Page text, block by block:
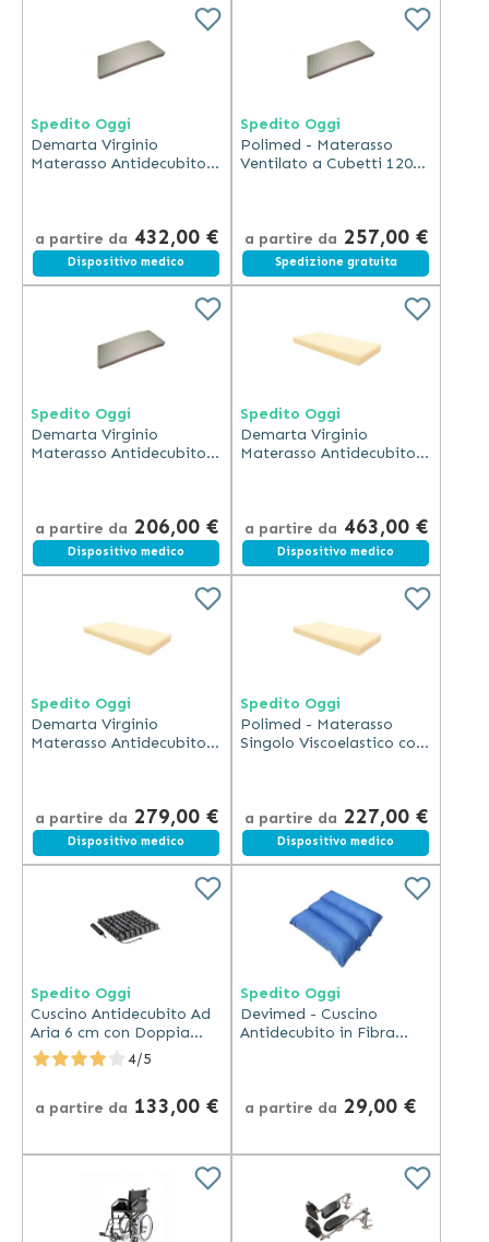
Spedito Oggi
Demarta Virginio
Materasso Antidecubito
a partire da 432,00 €
Spedizione gratuita
Dispositivo medico
Spedito Oggi
Polimed - Materasso
Ventilato a Cubetti 120
a partire da 257,00 €
Spedizione gratuita
Spedito Oggi
Demarta Virginio
Materasso Antidecubito
a partire da 206,00 €
Dispositivo medico
Spedito Oggi
Demarta Virginio
Materasso Antidecubito
a partire da 463,00 €
Spedizione gratuita
Dispositivo medico
Spedito Oggi
Demarta Virginio
Materasso Antidecubito
a partire da 279,00 €
Spedizione gratuita
Dispositivo medico
Spedito Oggi
Polimed - Materasso
Singolo Viscoelastico con
a partire da 227,00 €
Spedizione gratuita
Dispositivo medico
Spedito Oggi
Cuscino Antidecubito Ad
Aria 6 cm con Doppia
Fodera e Valvola
4/5
a partire da 133,00 €
Spedito Oggi
Devimed - Cuscino
Antidecubito in Fibra
a partire da 29,00 €